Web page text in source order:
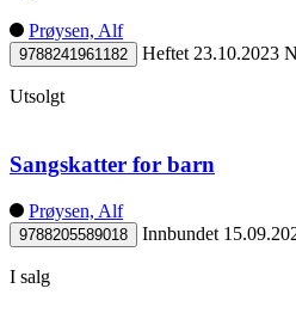
Prøysen, Alf
9788241961182 Heftet 23.10.2023
Utsolgt
Sangskatter for barn
Prøysen, Alf
9788205589018 Innbundet
I salg